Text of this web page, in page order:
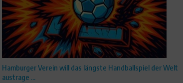
Hamburger Verein will das längste Handballspiel der Welt
austrage ...